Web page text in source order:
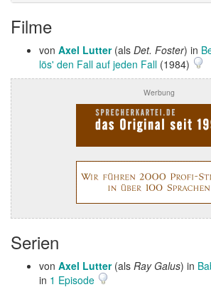
Filme
von Axel Lutter(als Det. Foster) in
lös' den Fall auf jeden Fall (1984)
Werbung
Serien
von Axel Lutter(als Ray Galus) in
in 1 Episode